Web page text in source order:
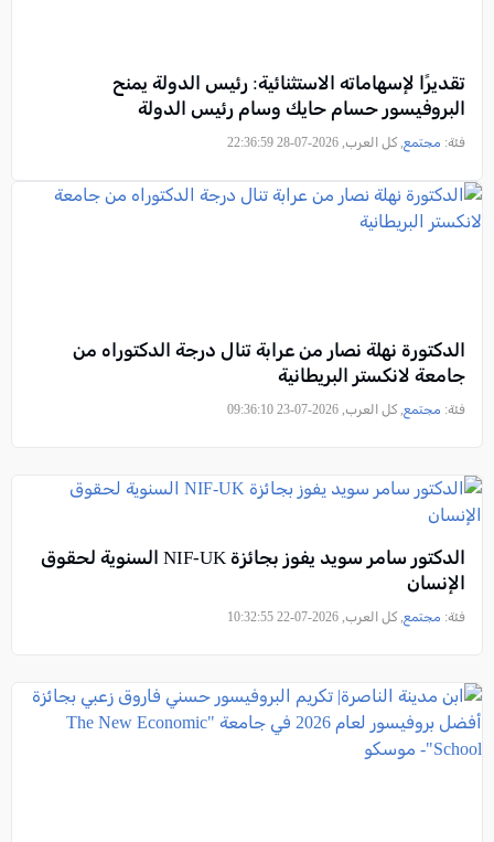
تقديرًا لإسهاماته الاستثنائية: رئيس الدولة يمنح
البروفيسور حسام حايك وسام رئيس الدولة
فئة: مجتمع, كل العرب, 2026-07-28 22:36:59
الدكتورة نهلة نصار من عرابة تنال درجة الدكتوراه من
جامعة لانكستر البريطانية
فئة: مجتمع, كل العرب, 2026-07-23 09:36:10
الدكتور سامر سويد يفوز بجائزة NIF-UK السنوية لحقوق
الإنسان
فئة: مجتمع, كل العرب, 2026-07-22 10:32:55